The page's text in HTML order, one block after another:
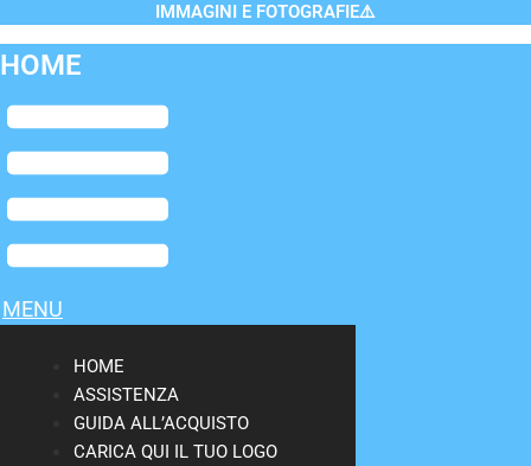
IMMAGINI E FOTOGRAFIE⚠️
HOME
Flyout
Menu
MENU
HOME
ASSISTENZA
GUIDA ALL’ACQUISTO
CARICA QUI IL TUO LOGO